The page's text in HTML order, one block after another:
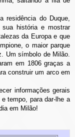
residência do Duque,
história e mostrar
da Europa e que
o maior parque
Um símbolo de Milão.
em 1806 graças a
construir um arco em
informações gerais
tempo, para dar-lhe a
em Milão!